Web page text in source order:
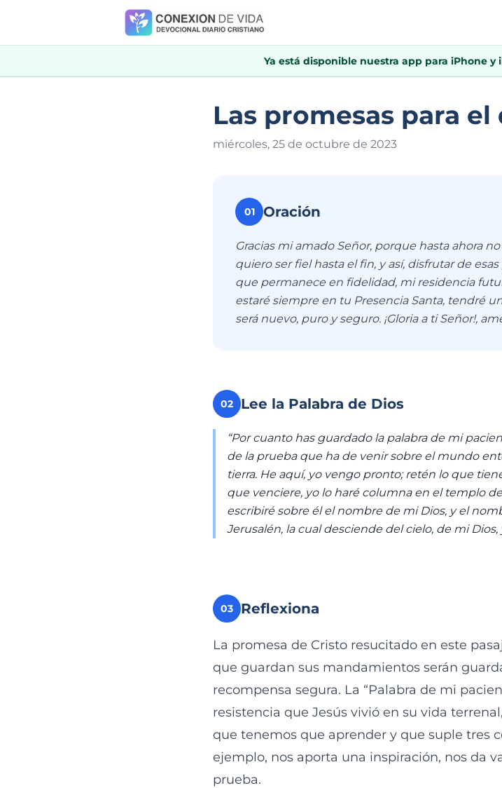
Ya está disponible nuestra app para iPhone y
Las promesas para el
miércoles, 25 de octubre de 2023
01 Oración
Gracias mi amado Señor, porque hasta ahora
quiero ser fiel hasta el fin, y así, disfrutar de
que permanece en fidelidad, mi residencia
estaré siempre en tu Presencia Santa, tendré
será nuevo, puro y seguro. ¡Gloria a ti Señor!,
02 Lee la Palabra de Dios
“Por cuanto has guardado la palabra de mi
de la prueba que ha de venir sobre el mundo
tierra. He aquí, yo vengo pronto; retén lo que
que venciere, yo lo haré columna en el templo
escribiré sobre él el nombre de mi Dios, y el
Jerusalén, la cual desciende del cielo, de mi
03 Reflexiona
La promesa de Cristo resucitado en este
que guardan sus mandamientos serán
recompensa segura. La “Palabra de mi
resistencia que Jesús vivió en su vida
que tenemos que aprender y que suple tres
ejemplo, nos aporta una inspiración, nos da
prueba.